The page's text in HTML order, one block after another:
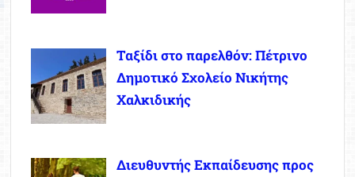
Ταξίδι στο παρελθόν: Πέτρινο
Δημοτικό Σχολείο Νικήτης
Χαλκιδικής
Διευθυντής Εκπαίδευσης προς